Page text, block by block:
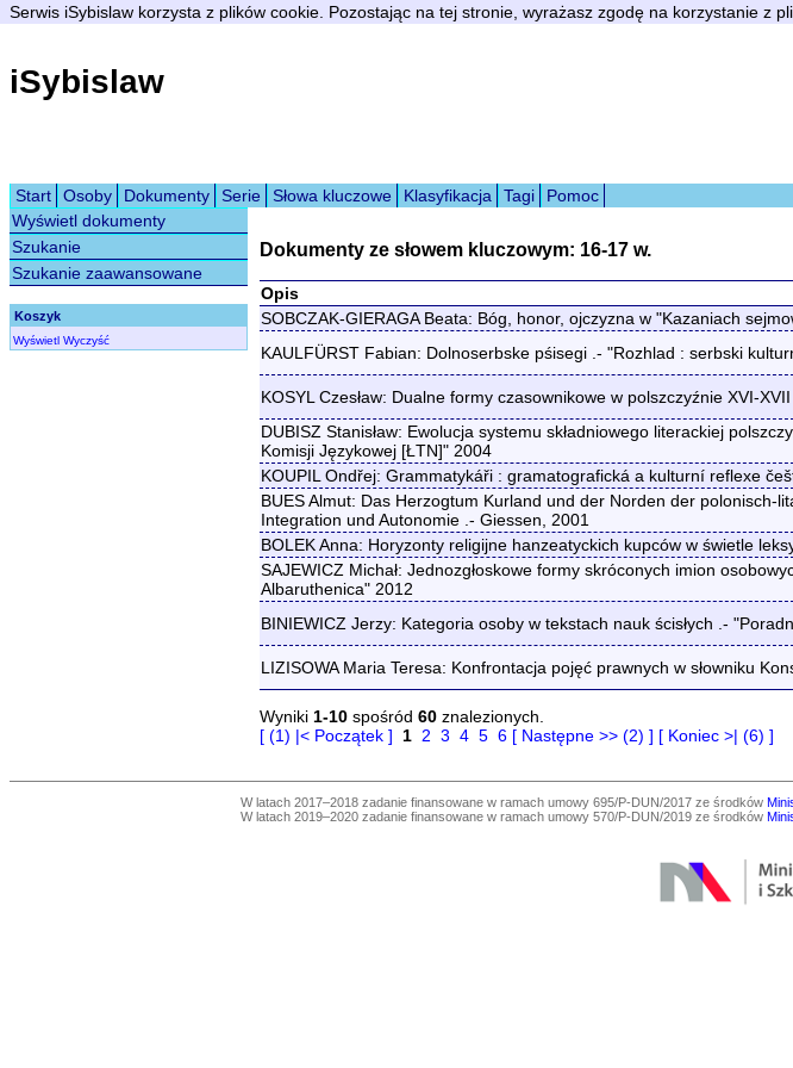
Serwis iSybislaw korzysta z plików cookie. Pozostając na tej stronie, wyrażasz zgodę na korzystanie z
iSybislaw
Start
Osoby Dokumenty Serie Słowa kluczowe Klasyfikacja Tagi
Pomoc
Wyświetl dokumenty
Szukanie
Szukanie zaawansowane
Koszyk
Wyświetl Wyczyść
Dokumenty ze słowem kluczowym: 16-17 w.
Opis
SOBCZAK-GIERAGA Beata: Bóg, honor, ojczyzna w "Kazaniach
KAULFÜRST Fabian: Dolnoserbske pśisegi .- "Rozhlad : serbski
KOSYL Czesław: Dualne formy czasownikowe w polszczyźnie XVI-
DUBISZ Stanisław: Ewolucja systemu składniowego literackiej
Komisji Językowej [ŁTN]" 2004
KOUPIL Ondřej: Grammatykáři : gramatografická a kulturní reflexe
BUES Almut: Das Herzogtum Kurland und der Norden der
Integration und Autonomie .- Giessen, 2001
BOLEK Anna: Horyzonty religijne hanzeatyckich kupców w świetle
SAJEWICZ Michał: Jednozgłoskowe formy skróconych imion
Albaruthenica" 2012
BINIEWICZ Jerzy: Kategoria osoby w tekstach nauk ścisłych .-
LIZISOWA Maria Teresa: Konfrontacja pojęć prawnych w słowniku
Wyniki 1-10 spośród 60 znalezionych.
[ (1) |< Początek ] 1 2 3 4 5 6 [ Następne >> (2) ] [ Koniec >| (6) ]
W latach 2017–2018 zadanie finansowane w ramach umowy 695/P-DUN/2017 ze środków
W latach 2019–2020 zadanie finansowane w ramach umowy 570/P-DUN/2019 ze środków